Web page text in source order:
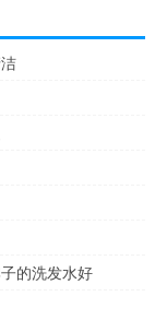
的洗发水好